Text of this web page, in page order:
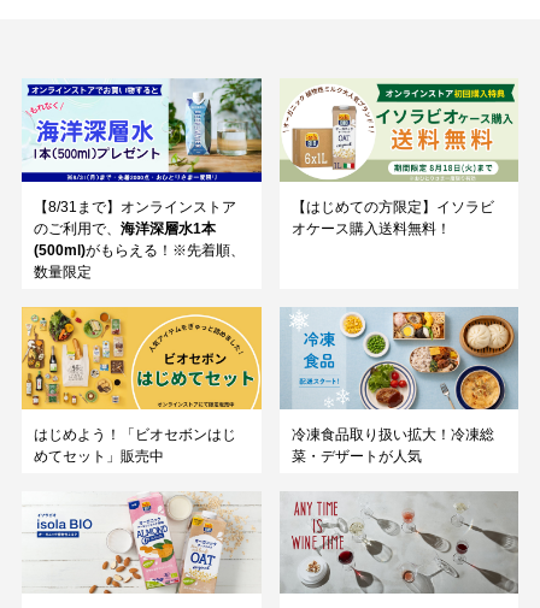
【8/31まで】オンラインストア
のご利用で、 海洋深層水1本
(500ml)がもらえる！※先着順、
数量限定
【はじめての方限定】イソラビ
オケース購入送料無料！
はじめよう！「ビオセボンはじ
めてセット」販売中
冷凍食品取り扱い拡大！冷凍総
菜・デザートが人気